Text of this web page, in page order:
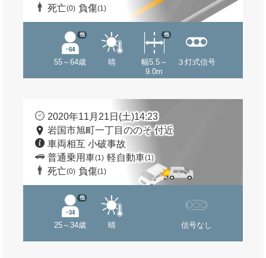
死亡(0) 負傷(1)
55～64歳
他
晴
幅5.5～
9.0m
他
３灯式信号
2020年11月21日(土)14:23
岩国市旭町一丁目ののそ 付近
車両相互 小破事故
普通乗用車(1) 軽自動車(1)
死亡(0) 負傷(1)
25～34歳
他
晴 信号なし